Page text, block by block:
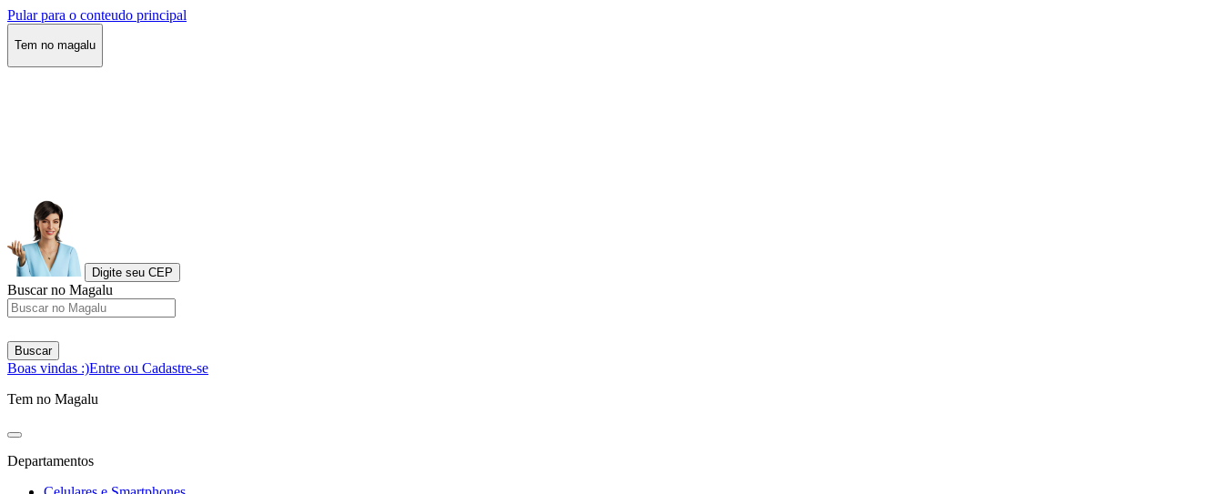
Pular para o conteudo principal
Tem no magalu
Digite seu CEP
Buscar no Magalu
Buscar
Boas vindas :)Entre ou Cadastre-se
Tem no Magalu
Departamentos